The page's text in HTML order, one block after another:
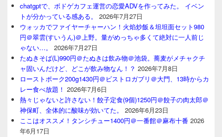
chatgptで、ボドゲカフェ運営の恋愛ADVを作ってみた。 イベン
トが分かっている感ある。
2026年7月27日
ウォッカでファイヤーチャーハン！火焰炒飯＆坦坦面セット980
円＠翠雲(すいうん)＠上野。量がめっちゃ多くて絶対に一人前じ
ゃない…。
2026年7月27日
たぬきそば(L)990円＠たぬきは飲み物＠池袋。蕎麦がメチャクチ
ャ固いんだけど、どこが飲み物なん！？ 2026年7月8日
ローストポーク200g1430円＠ビストロガブリ＠大門、13時からカ
レー食べ放題！ 2026年7月6日
熱々じゃないと許さない！餃子定食(9個)1250円＠餃子の肉太郎＠
神保町、全体的に酸味が効いてた。
2026年6月23日
ここはオススメ！タンシチュー1400円＠一番館＠麻布十番 2026
年6月17日